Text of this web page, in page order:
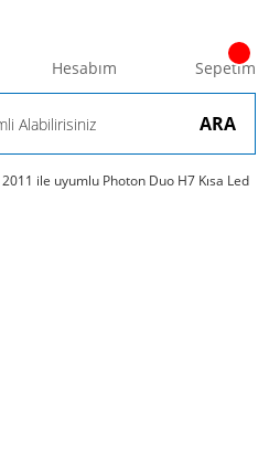
ARA
Hesabım Sepetim